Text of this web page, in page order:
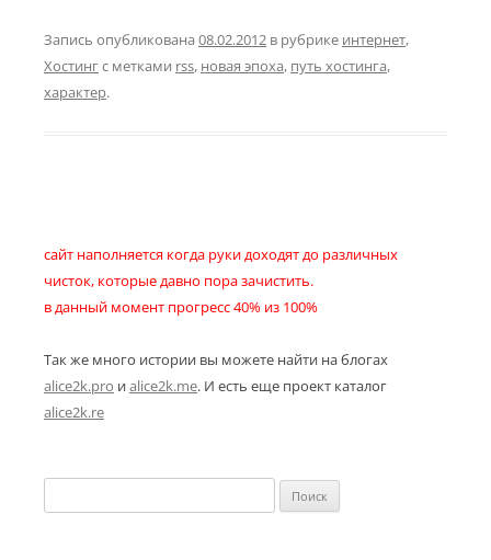
Запись опубликована 08.02.2012 в рубрике интернет,
Хостингс метками rss, новая эпоха, путь хостинга,
характер.
сайт наполняется когда руки доходят до различных
чисток, которые давно пора зачистить.
в данный момент прогресс 40% из 100%
Так же много истории вы можете найти на блогах
alice2k.pro иalice2k.me. И есть еще проект каталог
alice2k.re